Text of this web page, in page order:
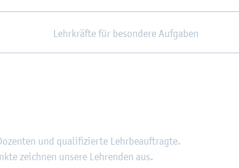
Lehr­kräf­te für be­son­de­re Auf­ga­ben
und qua­li­fi­zier­te Lehr­be­auf­trag­te.
zeich­nen un­se­re Leh­ren­den aus.